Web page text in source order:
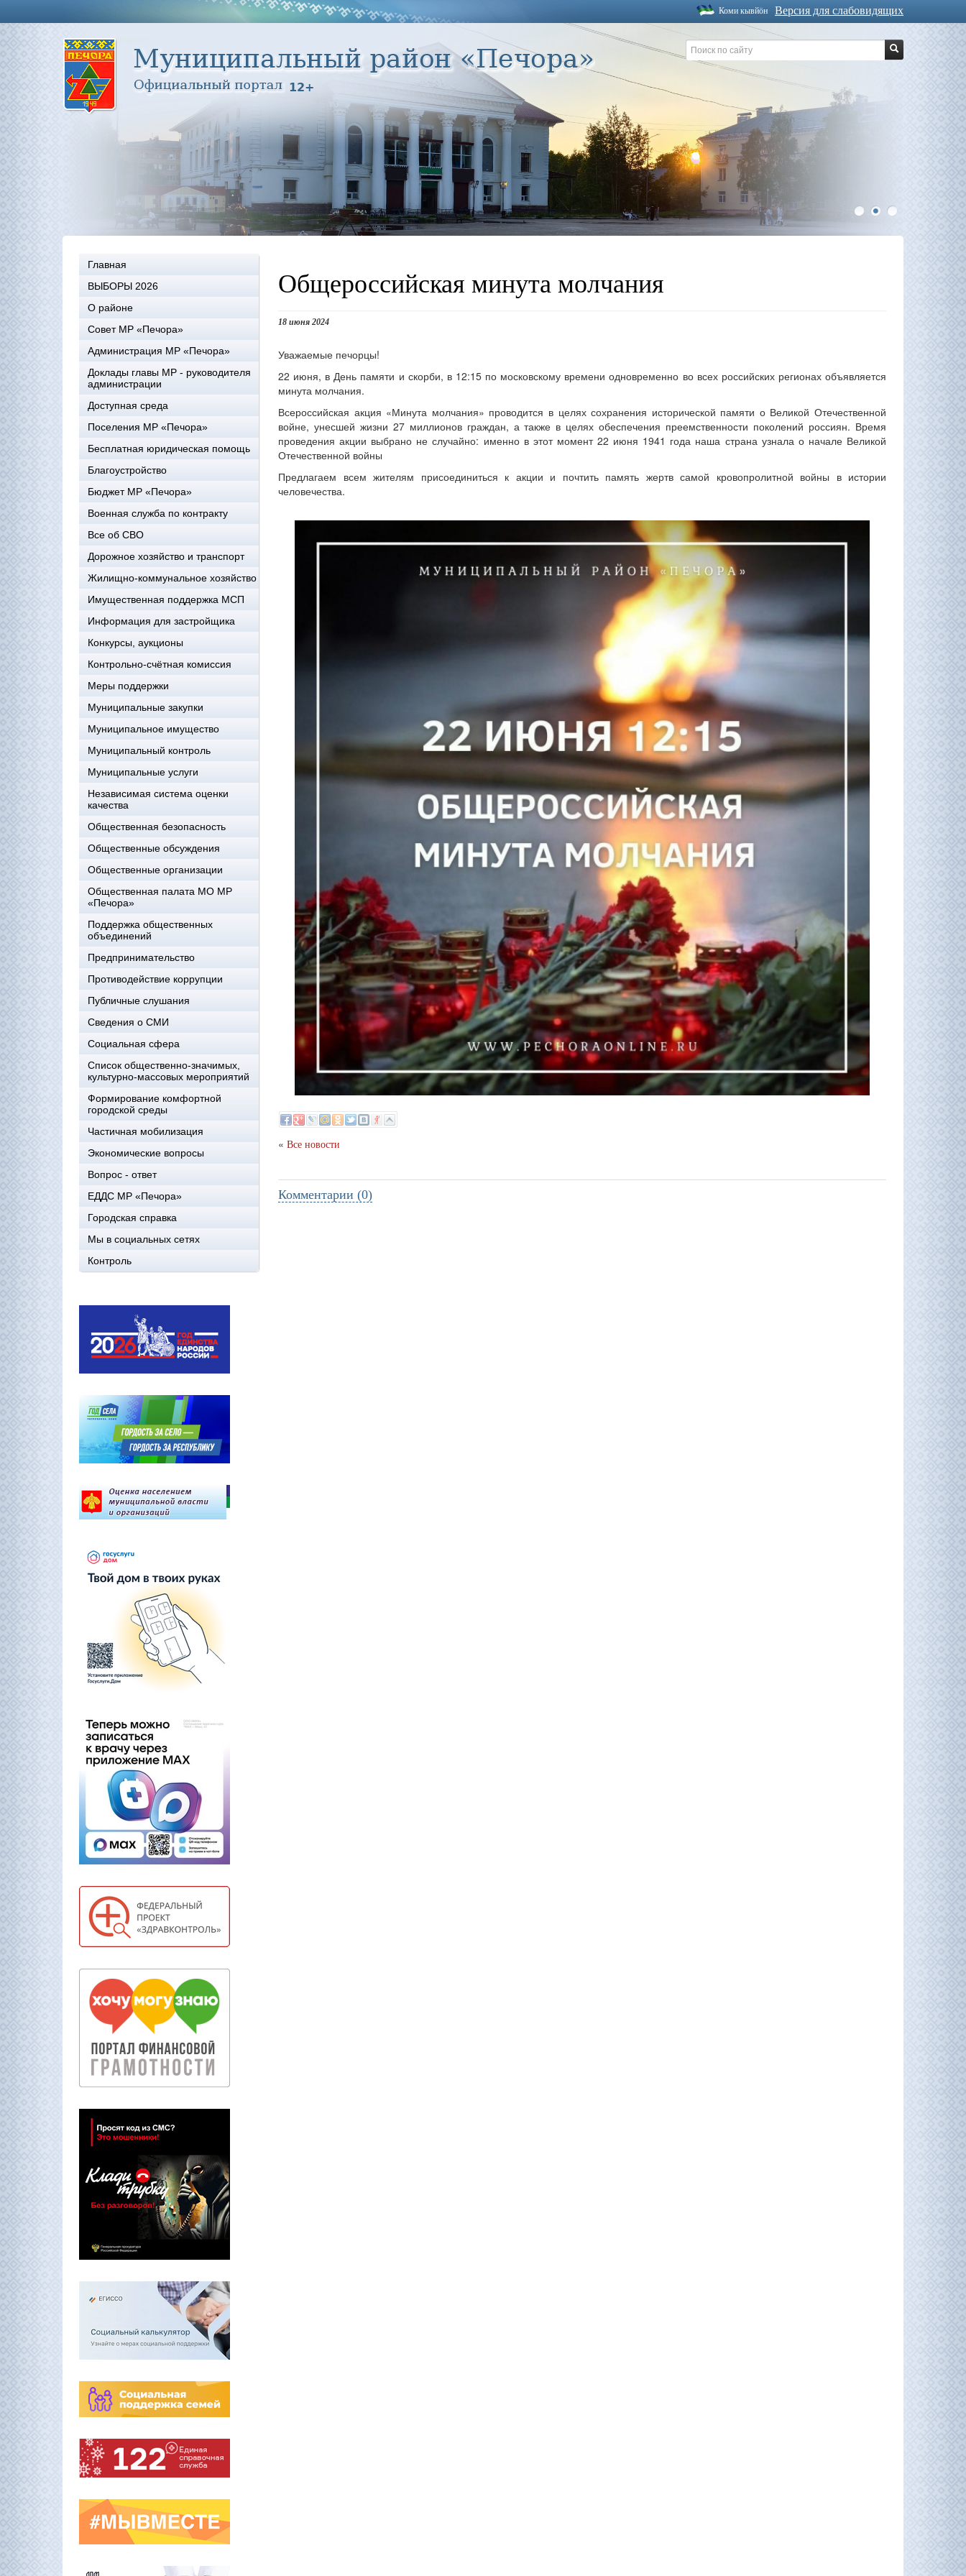
Версия для слабовидящих
Коми кывйöн
1 2 3
Главная
ВЫБОРЫ 2026
О районе
Совет МР «Печора»
Администрация МР «Печора»
Доклады главы МР - руководителя
администрации
Доступная среда
Поселения МР «Печора»
Бесплатная юридическая помощь
Благоустройство
Бюджет МР «Печора»
Военная служба по контракту
Все об СВО
Дорожное хозяйство и транспорт
Жилищно-коммунальное хозяйство
Имущественная поддержка МСП
Информация для застройщика
Конкурсы, аукционы
Контрольно-счётная комиссия
Меры поддержки
Муниципальные закупки
Муниципальное имущество
Муниципальный контроль
Муниципальные услуги
Независимая система оценки
качества
Общественная безопасность
Общественные обсуждения
Общественные организации
Общественная палата МО МР
«Печора»
Поддержка общественных
объединений
Предпринимательство
Противодействие коррупции
Публичные слушания
Сведения о СМИ
Социальная сфера
Список общественно-значимых,
культурно-массовых мероприятий
Формирование комфортной
городской среды
Частичная мобилизация
Экономические вопросы
Вопрос - ответ
ЕДДС МР «Печора»
Городская справка
Мы в социальных сетях
Контроль
Общероссийская минута молчания
18 июня 2024
Уважаемые печорцы!
22 июня, в День памяти и скорби, в 12:15 по московскому времени одновременно во всех российских регионах объявляется
минута молчания.
Всероссийская акция «Минута молчания» проводится в целях сохранения исторической памяти о Великой Отечественной
войне, унесшей жизни 27 миллионов граждан, а также в целях обеспечения преемственности поколений россиян. Время
проведения акции выбрано не случайно: именно в этот момент 22 июня 1941 года наша страна узнала о начале Великой
Отечественной войны
Предлагаем всем жителям присоединиться к акции и почтить память жертв самой кровопролитной войны в истории
человечества.
« Все новости
Комментарии (0)